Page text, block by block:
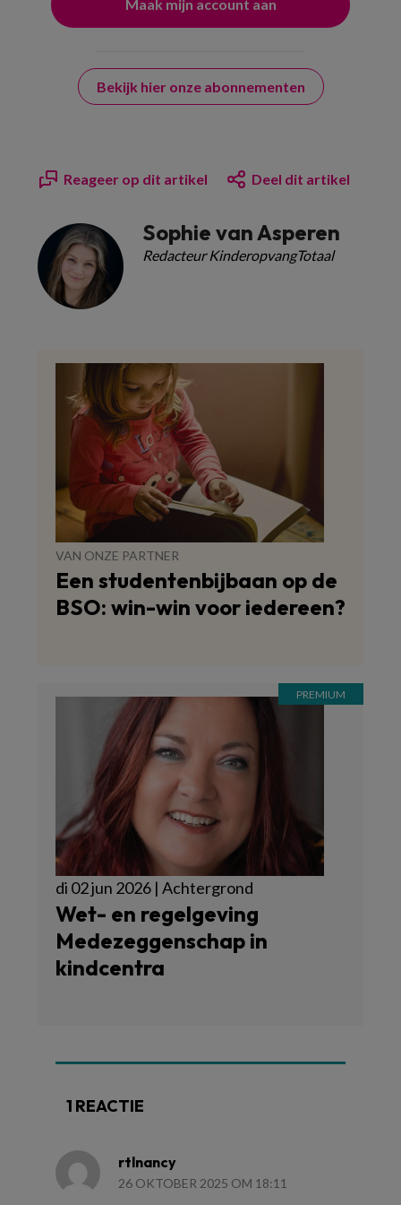
Bekijk hier onze abonnementen
Reageer op dit artikel Deel dit artikel
Sophie van Asperen
Redacteur KinderopvangTotaal
VAN ONZE PARTNER
Een studentenbijbaan op de
BSO: win-win voor iedereen?
di 02 jun 2026 | Achtergrond
Wet- en regelgeving
Medezeggenschap in
kindcentra
1 REACTIE
rtlnancy
26 OKTOBER 2025 OM 18:11